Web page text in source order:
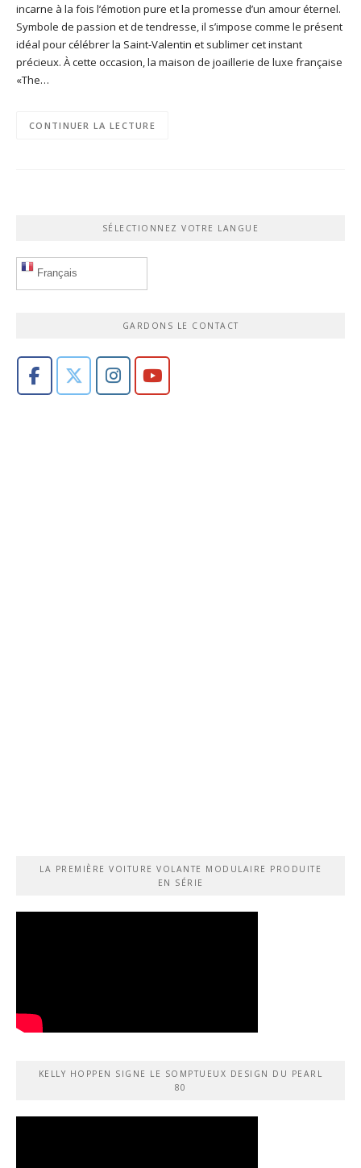
incarne à la fois l’émotion pure et la promesse d’un amour éternel.
Symbole de passion et de tendresse, il s’impose comme le présent
idéal pour célébrer la Saint-Valentin et sublimer cet instant
précieux. À cette occasion, la maison de joaillerie de luxe française
«The…
CONTINUER LA LECTURE
SÉLECTIONNEZ VOTRE LANGUE
Français
GARDONS LE CONTACT
LA PREMIÈRE VOITURE VOLANTE MODULAIRE PRODUITE
EN SÉRIE
KELLY HOPPEN SIGNE LE SOMPTUEUX DESIGN DU PEARL
80